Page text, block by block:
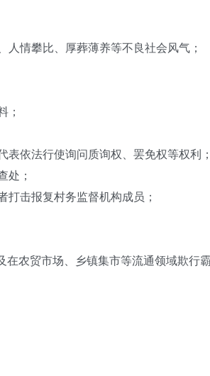
情攀比、厚葬薄养等不良社会风气；
；
依法行使询问质询权、罢免权等权利；
处；
击报复村务监督机构成员；
农贸市场、乡镇集市等流通领域欺行